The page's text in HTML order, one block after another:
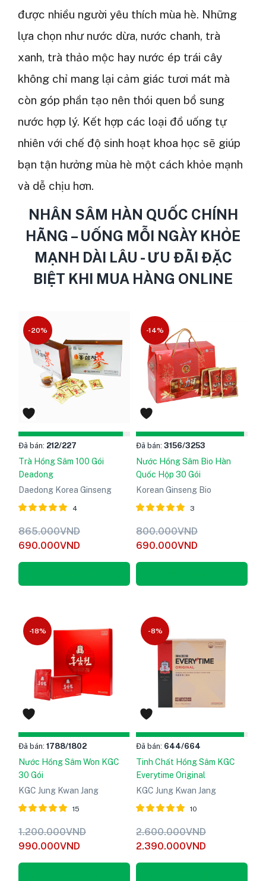
được nhiều người yêu thích mùa hè. Những
lựa chọn như nước dừa, nước chanh, trà
xanh, trà thảo mộc hay nước ép trái cây
không chỉ mang lại cảm giác tươi mát mà
còn góp phần tạo nên thói quen bổ sung
nước hợp lý. Kết hợp các loại đồ uống tự
nhiên với chế độ sinh hoạt khoa học sẽ giúp
bạn tận hưởng mùa hè một cách khỏe mạnh
và dễ chịu hơn.
NHÂN SÂM HÀN QUỐC CHÍNH
HÃNG – UỐNG MỖI NGÀY KHỎE
MẠNH DÀI LÂU - ƯU ĐÃI ĐẶC
BIỆT KHI MUA HÀNG ONLINE
-20%
Đã bán: 212/227
Trà Hồng Sâm 100 Gói
Deadong
Daedong Korea Ginseng
Được xếp
hạng
5.00
5
sao
4
865.000VND
690.000VND
-14%
Đã bán: 3156/3253
Nước Hồng Sâm Bio Hàn
Quốc Hộp 30 Gói
Korean Ginseng Bio
Được xếp
hạng
5.00
5
sao
3
800.000VND
690.000VND
-18%
Đã bán: 1788/1802
Nước Hồng Sâm Won KGC
30 Gói
KGC Jung Kwan Jang
Được xếp
hạng
5.00
5
sao
15
1.200.000VND
990.000VND
-8%
Đã bán: 644/664
Tinh Chất Hồng Sâm KGC
Everytime Original
KGC Jung Kwan Jang
Được xếp
hạng
5.00
5
sao
10
2.600.000VND
2.390.000VND